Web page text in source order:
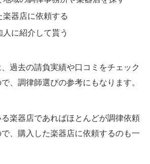
楽器店に依頼する
に紹介して貰う
過去の請負実績や口コミをチェック
、調律師選びの参考にもなります。
楽器店であればほとんどが調律依頼
、購入した楽器店に依頼するのも一